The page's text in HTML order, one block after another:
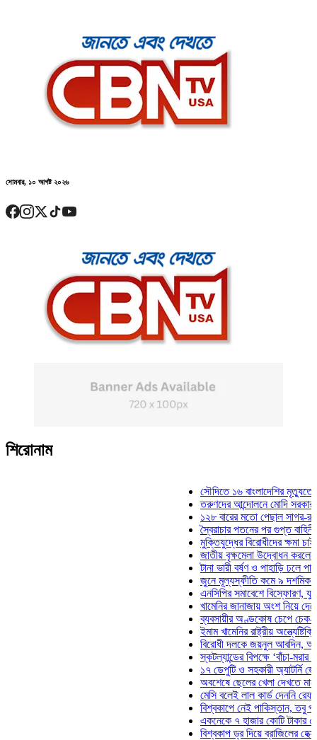
সোমবার, ১০ আগষ্ট ২০২৬
শিরোনাম
সৌদিতে ১৬ বাংলাদেশির মৃত্যুতে
তরুণদের আন্দোলনে মোদি সরকার দুর্বল
১২৮ বারের মতো পেছাল সাগর-রুনি
স্বৈরাচার পতনের পর গুপ্ত বাহিনীর
মুক্তিযুদ্ধের বিরোধীদের ক্ষমা চাইতে
জাতীয় বৃক্ষমেলা উদ্বোধন করলেন
টানা ভারী বর্ষণ ও পাহাড়ি ঢলে
জুনে মূল্যস্ফীতি কমে ৯ দশমিক ১৬
এনসিপির সমাবেশে বিস্ফোরণ,
খামেনির জানাজায় অংশ নিয়ে দেশে
ব্যবসায়ীর অণ্ডকোষ চেপে চেক-
ইমাম খামেনির রাষ্ট্রীয়
বিরোধী দলকে জয়নুল আবদিন,
স্কটল্যান্ডের বিপক্ষে ‘বাঁচা-মরার
১৭ ডেপুটি ও সহকারী অ্যাটর্নি
অবশেষে ছেলের খেলা দেখতে মাঠে
মেসি বলেই লাল কার্ড দেননি রেফারি!
বিশ্বকাপে নেই পাকিস্তান, তবু
একনেকে ৭ হাজার কোটি টাকার ৫
বিশ্বকাপ ড্র দিয়ে ব্রাজিলের হেক্সা